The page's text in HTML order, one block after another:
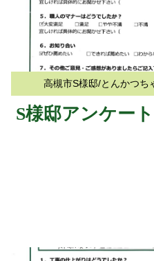
高槻市S様邸/とんかつち
S様邸アンケート